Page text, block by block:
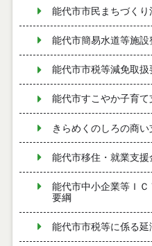
能代市市民まちづく
能代市簡易水道等施
能代市市税等減免取扱
能代市すこやか子育て
きらめくのしろの商
能代市移住・就業支援
能代市中小企業等Ｉ
要綱
能代市市税等に係る延